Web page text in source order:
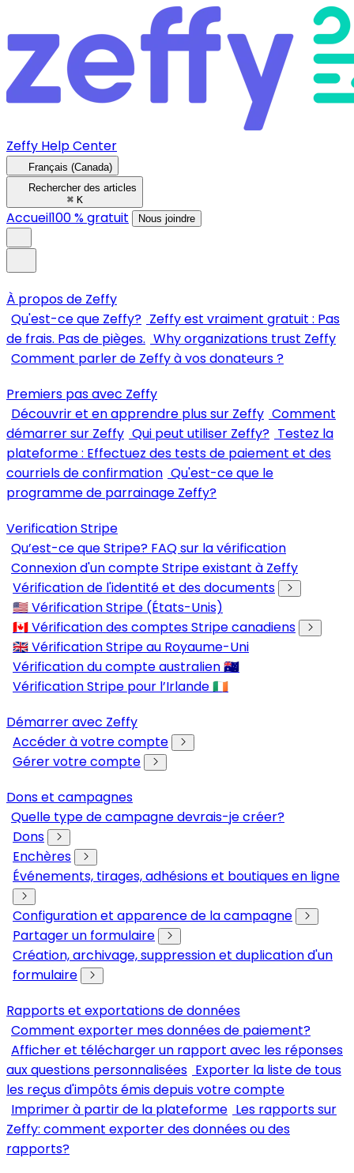
Zeffy Help Center
Français (Canada)
Rechercher des articles
⌘ K
Accueil100 % gratuit Nous joindre
À propos de Zeffy
Qu'est-ce que Zeffy? Zeffy est vraiment gratuit : Pas
de frais. Pas de pièges. Why organizations trust Zeffy
Comment parler de Zeffy à vos donateurs ?
Premiers pas avec Zeffy
Découvrir et en apprendre plus sur Zeffy Comment
démarrer sur Zeffy Qui peut utiliser Zeffy? Testez la
plateforme : Effectuez des tests de paiement et des
courriels de confirmation Qu'est-ce que le
programme de parrainage Zeffy?
Verification Stripe
Qu’est-ce que Stripe? FAQ sur la vérification
Connexion d'un compte Stripe existant à Zeffy
Vérification de l'identité et des documents
🇺🇸 Vérification Stripe (États-Unis)
🇨🇦 Vérification des comptes Stripe canadiens
🇬🇧 Vérification Stripe au Royaume-Uni
Vérification du compte australien 🇦🇺
Vérification Stripe pour l’Irlande 🇮🇪
Démarrer avec Zeffy
Accéder à votre compte
Gérer votre compte
Dons et campagnes
Quelle type de campagne devrais-je créer?
Dons
Enchères
Événements, tirages, adhésions et boutiques en ligne
Configuration et apparence de la campagne
Partager un formulaire
Création, archivage, suppression et duplication d'un
formulaire
Rapports et exportations de données
Comment exporter mes données de paiement?
Afficher et télécharger un rapport avec les réponses
aux questions personnalisées Exporter la liste de tous
les reçus d'impôts émis depuis votre compte
Imprimer à partir de la plateforme Les rapports sur
Zeffy: comment exporter des données ou des
rapports?